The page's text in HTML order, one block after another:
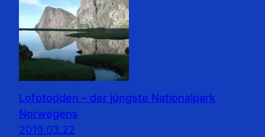
Lofotodden – der jüngste Nationalpark
Norwegens
2019.03.22